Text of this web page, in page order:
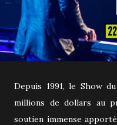
Depuis 1991, le Show
millions de dollars au
soutien immense